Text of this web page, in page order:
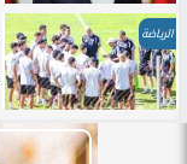
الرياضة